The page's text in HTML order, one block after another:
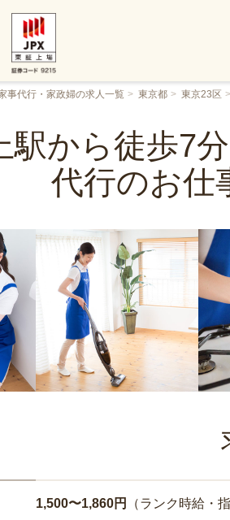
事代行・家政婦の求人一覧 東京都 東京23区
駅から徒歩7
代行のお仕
1,500〜1,860円 （ランク時給・